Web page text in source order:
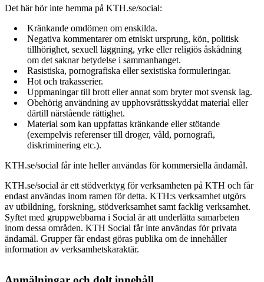
Det här hör inte hemma på KTH.se/social:
Kränkande omdömen om enskilda.
Negativa kommentarer om etniskt ursprung, kön, politisk
tillhörighet, sexuell läggning, yrke eller religiös åskådning
om det saknar betydelse i sammanhanget.
Rasistiska, pornografiska eller sexistiska formuleringar.
Hot och trakasserier.
Uppmaningar till brott eller annat som bryter mot svensk lag.
Obehörig användning av upphovsrättsskyddat material eller
därtill närstående rättighet.
Material som kan uppfattas kränkande eller stötande
(exempelvis referenser till droger, våld, pornografi,
diskriminering etc.).
KTH.se/social får inte heller användas för kommersiella ändamål.
KTH.se/social är ett stödverktyg för verksamheten på KTH och får
endast användas inom ramen för detta. KTH:s verksamhet utgörs
av utbildning, forskning, stödverksamhet samt facklig verksamhet.
Syftet med gruppwebbarna i Social är att underlätta samarbeten
inom dessa områden. KTH Social får inte användas för privata
ändamål. Grupper får endast göras publika om de innehåller
information av verksamhetskaraktär.